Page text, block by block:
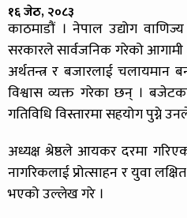
१६ जेठ, २०८३
काठमाडौं । नेपाल उद्योग
सरकारले सार्वजनिक गरेको
अर्थतन्त्र र बजारलाई
विश्वास व्यक्त गरेका छन् ।
गतिविधि विस्तारमा सहयोग पुग्ने
अध्यक्ष श्रेष्ठले आयकर दरमा
नागरिकलाई प्रोत्साहन र युवा
भएको उल्लेख गरे ।